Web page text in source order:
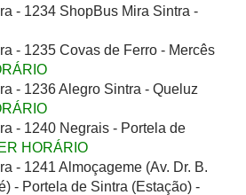
- 1234 ShopBus Mira Sintra -
- 1235 Covas de Ferro - Mercês
- 1236 Alegro Sintra - Queluz
- 1240 Negrais - Portela de
HORÁRIO
- 1241 Almoçageme (Av. Dr. B.
- Portela de Sintra (Estação) -